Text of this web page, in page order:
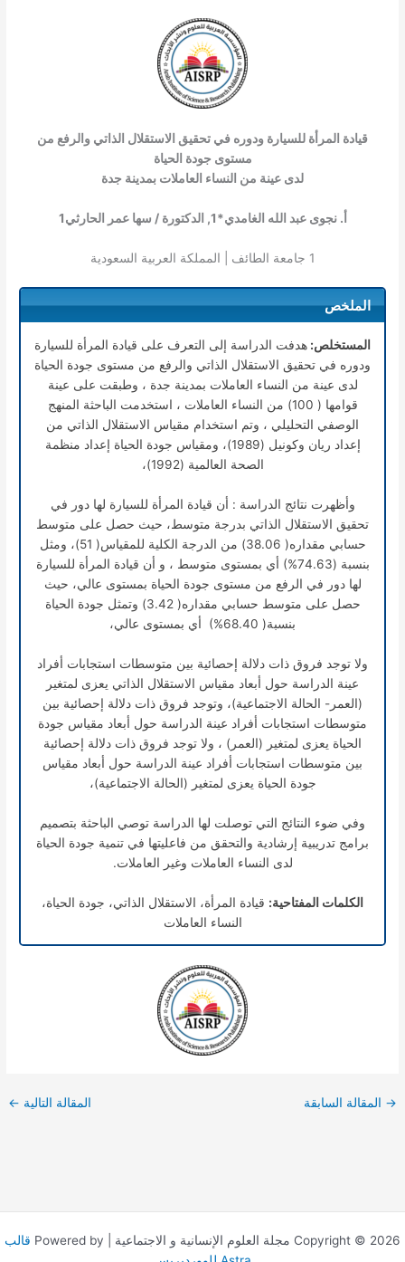
قيادة المرأة للسيارة ودوره في تحقيق الاستقلال الذاتي والرفع من
مستوى جودة الحياة
لدى عينة من النساء العاملات بمدينة جدة
أ. نجوى عبد الله الغامدي*1, الدكتورة / سها عمر الحارثي1
1 جامعة الطائف | المملكة العربية السعودية
الملخص
المستخلص: هدفت الدراسة إلى التعرف على قيادة المرأة للسيارة
ودوره في تحقيق الاستقلال الذاتي والرفع من مستوى جودة الحياة
لدى عينة من النساء العاملات بمدينة جدة ، وطبقت على عينة
قوامها ( 100) من النساء العاملات ، استخدمت الباحثة المنهج
الوصفي التحليلي ، وتم استخدام مقياس الاستقلال الذاتي من
إعداد ريان وكونيل (1989)، ومقياس جودة الحياة إعداد منظمة
الصحة العالمية (1992)،
وأظهرت نتائج الدراسة : أن قيادة المرأة للسيارة لها دور في
تحقيق الاستقلال الذاتي بدرجة متوسط، حيث حصل على متوسط
حسابي مقداره( 38.06) من الدرجة الكلية للمقياس( 51)، ومثل
بنسبة (74.63%) أي بمستوى متوسط ، و أن قيادة المرأة للسيارة
لها دور في الرفع من مستوى جودة الحياة بمستوى عالي، حيث
حصل على متوسط حسابي مقداره( 3.42) وتمثل جودة الحياة
بنسبة( 68.40%) أي بمستوى عالي،
ولا توجد فروق ذات دلالة إحصائية بين متوسطات استجابات أفراد
عينة الدراسة حول أبعاد مقياس الاستقلال الذاتي يعزى لمتغير
(العمر- الحالة الاجتماعية)، وتوجد فروق ذات دلالة إحصائية بين
متوسطات استجابات أفراد عينة الدراسة حول أبعاد مقياس جودة
الحياة يعزى لمتغير (العمر) ، ولا توجد فروق ذات دلالة إحصائية
بين متوسطات استجابات أفراد عينة الدراسة حول أبعاد مقياس
جودة الحياة يعزى لمتغير (الحالة الاجتماعية)،
وفي ضوء النتائج التي توصلت لها الدراسة توصي الباحثة بتصميم
برامج تدريبية إرشادية والتحقق من فاعليتها في تنمية جودة الحياة
لدى النساء العاملات وغير العاملات.
الكلمات المفتاحية: قيادة المرأة، الاستقلال الذاتي، جودة الحياة،
النساء العاملات
→ المقالة السابقة المقالة التالية ←
Copyright © 2026 مجلة العلوم الإنسانية و الاجتماعية | Powered by
قالب